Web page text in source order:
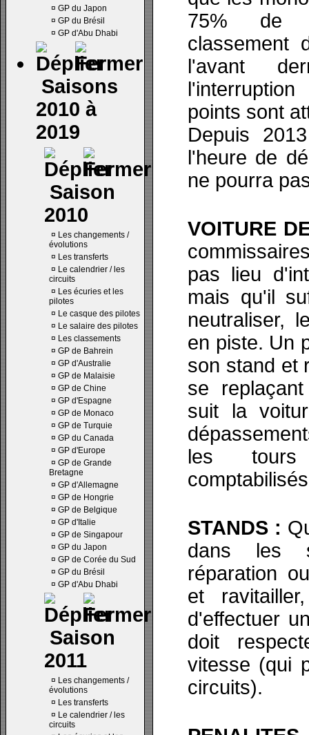
¤ GP du Japon
¤ GP du Brésil
¤ GP d'Abu Dhabi
Saisons
2010 à
2019
Saison
2010
¤ Les changements /
évolutions
¤ Les transferts
¤ Le calendrier / les
circuits
¤ Les écuries et les
pilotes
¤ Le casque des pilotes
¤ Le salaire des pilotes
¤ Les classements
¤ GP de Bahrein
¤ GP d'Australie
¤ GP de Malaisie
¤ GP de Chine
¤ GP d'Espagne
¤ GP de Monaco
¤ GP de Turquie
¤ GP du Canada
¤ GP d'Europe
¤ GP de Grande
Bretagne
¤ GP d'Allemagne
¤ GP de Hongrie
¤ GP de Belgique
¤ GP d'Italie
¤ GP de Singapour
¤ GP du Japon
¤ GP de Corée du Sud
¤ GP du Brésil
¤ GP d'Abu Dhabi
Saison
2011
¤ Les changements /
évolutions
¤ Les transferts
¤ Le calendrier / les
circuits
75% de
classement
l'avant
points sont
Depuis
l'heure de
ne pourra
VOITURE
pas lieu
mais qu'il
neutraliser,
en piste. Un
son stand et
se
suit la
les tours
STANDS :
dans les
réparation
et
d'effectuer
doit
vitesse (qui
circuits).